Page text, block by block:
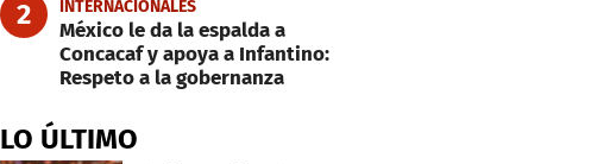
2 INTERNACIONALES
México le da la espalda a
Concacaf y apoya a Infantino:
Respeto a la gobernanza
LO ÚLTIMO